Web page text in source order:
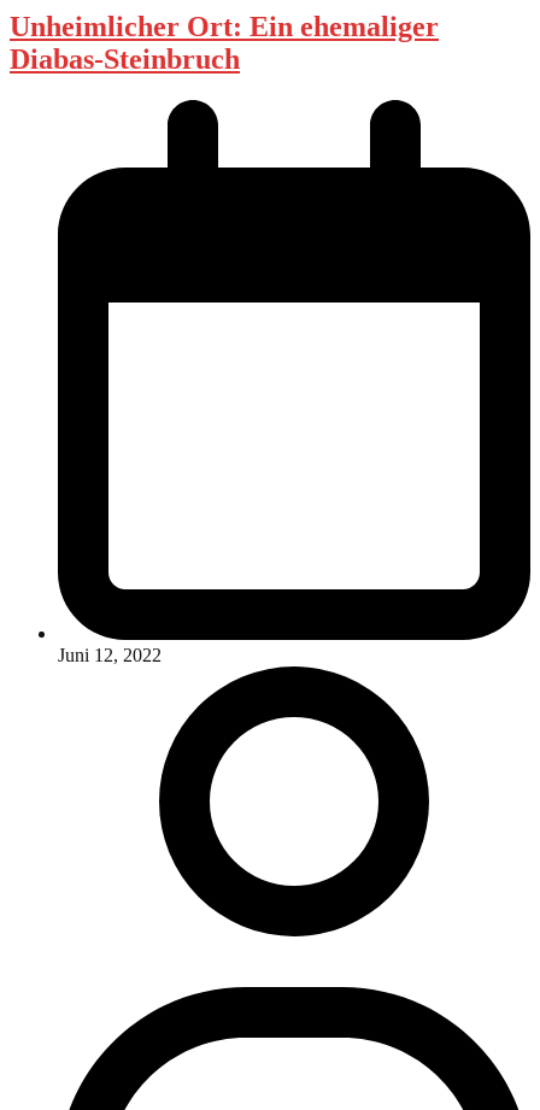
Unheimlicher Ort: Ein ehemaliger
Diabas-Steinbruch
Juni 12, 2022